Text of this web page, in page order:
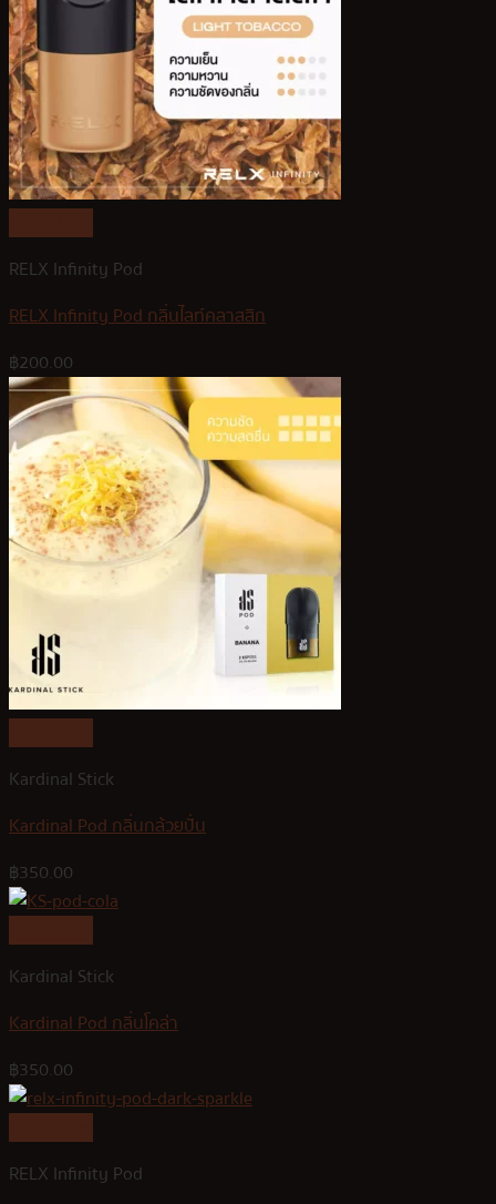
RELX Infinity Pod
RELX Infinity Pod กลิ่นไลท์คลาสสิก
฿200.00
Kardinal Stick
Kardinal Pod กลิ่นกล้วยปั่น
฿350.00
Kardinal Stick
Kardinal Pod กลิ่นโคล่า
฿350.00
RELX Infinity Pod